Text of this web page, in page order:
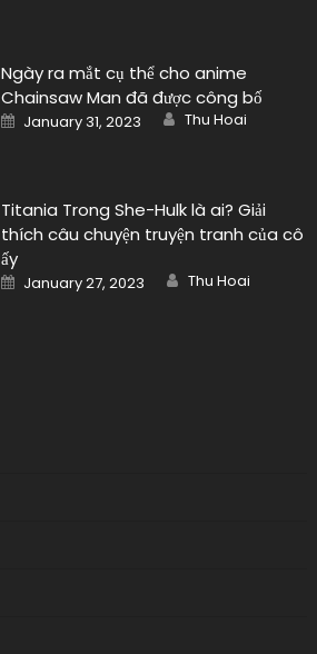
Ngày ra mắt cụ thể cho anime
Chainsaw Man đã được công bố
Posted
on
January 31, 2023 Author
Thu Hoai
Titania Trong She-Hulk là ai? Giải
thích câu chuyện truyện tranh của cô
ấy
Posted
on
January 27, 2023 Author
Thu Hoai